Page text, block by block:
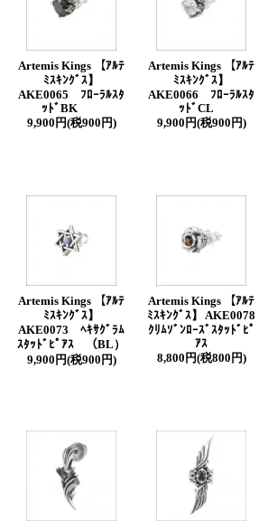
Artemis Kings 【ｱﾙﾃ
ﾐｽｷﾝｸﾞｽ】
AKE0065 ﾌﾛｰﾗﾙｽﾀ
ｯﾄﾞBK
9,900円(税900円)
Artemis Kings 【ｱﾙﾃ
ﾐｽｷﾝｸﾞｽ】
AKE0066 ﾌﾛｰﾗﾙｽﾀ
ｯﾄﾞCL
9,900円(税900円)
Artemis Kings 【ｱﾙﾃ
ﾐｽｷﾝｸﾞｽ】
AKE0073 ﾍｷｻｸﾞﾗﾑ
ｽﾀｯﾄﾞﾋﾟｱｽ （BL）
9,900円(税900円)
Artemis Kings 【ｱﾙﾃ
ﾐｽｷﾝｸﾞｽ】 AKE0078
ｸﾘﾑｿﾞﾝﾛｰｽﾞｽﾀｯﾄﾞﾋﾟ
ｱｽ
8,800円(税800円)